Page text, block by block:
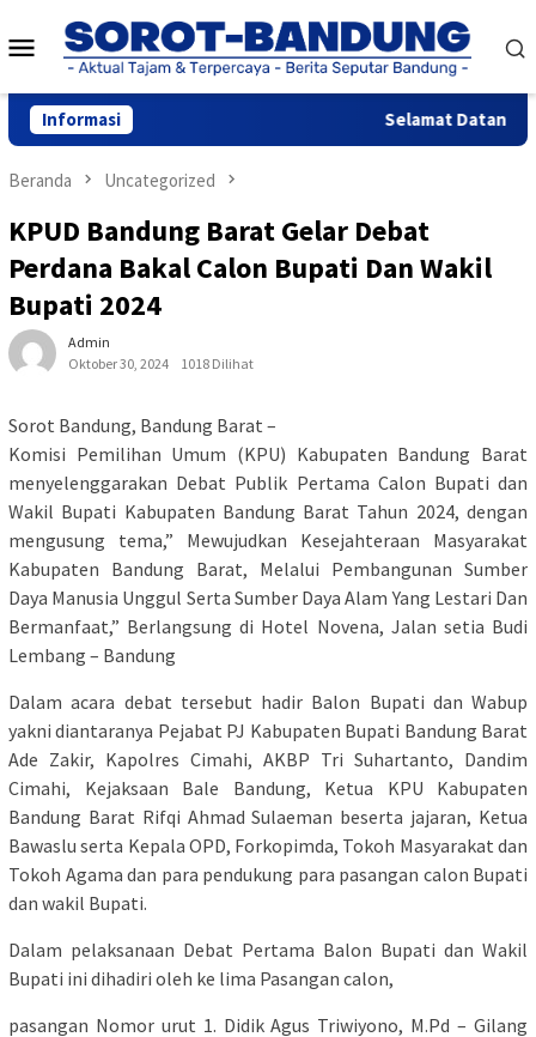
ke
konten
Menu
Mobile
Informasi Selamat Datang
Beranda Uncategorized
KPUD Bandung Barat Gelar Debat
Perdana Bakal Calon Bupati Dan Wakil
Bupati 2024
Admin
Oktober 30, 2024
1018 Dilihat
Sorot Bandung, Bandung Barat –
Komisi Pemilihan Umum (KPU) Kabupaten Bandung Barat
menyelenggarakan Debat Publik Pertama Calon Bupati dan
Wakil Bupati Kabupaten Bandung Barat Tahun 2024, dengan
mengusung tema,” Mewujudkan Kesejahteraan Masyarakat
Kabupaten Bandung Barat, Melalui Pembangunan Sumber
Daya Manusia Unggul Serta Sumber Daya Alam Yang Lestari Dan
Bermanfaat,” Berlangsung di Hotel Novena, Jalan setia Budi
Lembang – Bandung
Dalam acara debat tersebut hadir Balon Bupati dan Wabup
yakni diantaranya Pejabat PJ Kabupaten Bupati Bandung Barat
Ade Zakir, Kapolres Cimahi, AKBP Tri Suhartanto, Dandim
Cimahi, Kejaksaan Bale Bandung, Ketua KPU Kabupaten
Bandung Barat Rifqi Ahmad Sulaeman beserta jajaran, Ketua
Bawaslu serta Kepala OPD, Forkopimda, Tokoh Masyarakat dan
Tokoh Agama dan para pendukung para pasangan calon Bupati
dan wakil Bupati.
Dalam pelaksanaan Debat Pertama Balon Bupati dan Wakil
Bupati ini dihadiri oleh ke lima Pasangan calon,
pasangan Nomor urut 1. Didik Agus Triwiyono, M.Pd – Gilang